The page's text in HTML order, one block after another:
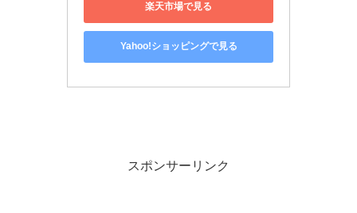
楽天市場で見る
Yahoo!ショッピングで見る
スポンサーリンク